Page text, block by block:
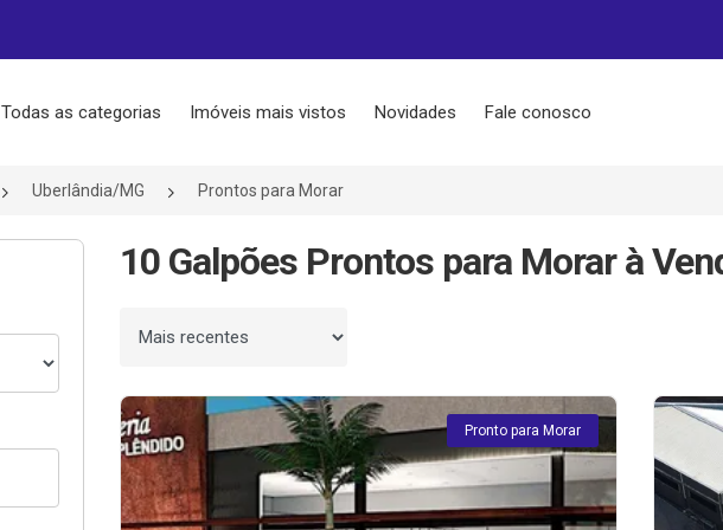
Todas as categorias Imóveis mais vistos Novidades Fale conosco
Uberlândia/MG Prontos para Morar
10 Galpões Prontos para Morar à
Ordenar por
Pronto para Morar